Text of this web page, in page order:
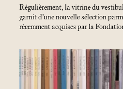
Régulièrement, la vitrine du
garnit d’une nouvelle sélection
récemment acquises par la